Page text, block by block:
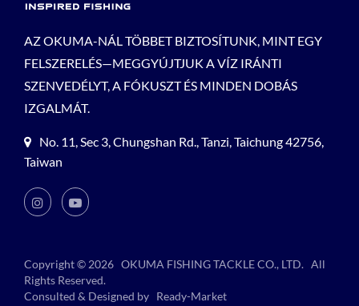
AZ OKUMA-NÁL TÖBBET BIZTOSÍTUNK, MINT EGY
FELSZERELÉS—MEGGYÚJTJUK A VÍZ IRÁNTI
SZENVEDÉLYT, A FÓKUSZT ÉS MINDEN DOBÁS
IZGALMÁT.
No. 11, Sec 3, Chungshan Rd., Tanzi, Taichung 42756,
Taiwan
Copyright © 2026 OKUMA FISHING TACKLE CO., LTD. All
Rights Reserved.
Consulted & Designed by Ready-Market